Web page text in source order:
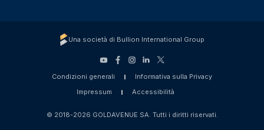
Una società di Bullion International Group
Condizioni generali
Informativa sulla Privacy
Impressum
Accessibilità
© 2018-2026 GOLDAVENUE SA. Tutti i diritti riservati.